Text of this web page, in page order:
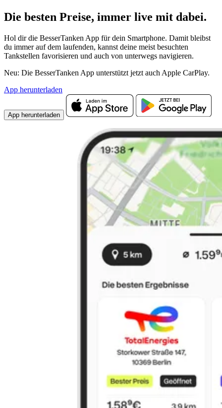
Die besten Preise, immer live mit dabei.
Hol dir die BesserTanken App für dein Smartphone. Damit bleibst
du immer auf dem laufenden, kannst deine meist besuchten
Tankstellen favorisieren und auch von unterwegs navigieren.
Neu: Die BesserTanken App unterstützt jetzt auch Apple CarPlay.
App herunterladen
App herunterladen